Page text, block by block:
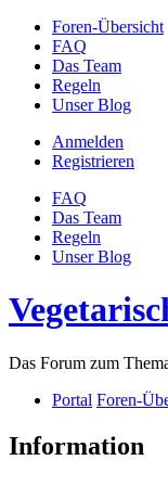
Foren-Übersicht
FAQ
Das Team
Regeln
Unser Blog
Anmelden
Registrieren
FAQ
Das Team
Regeln
Unser Blog
Das Forum zum
Portal Foren-
Information